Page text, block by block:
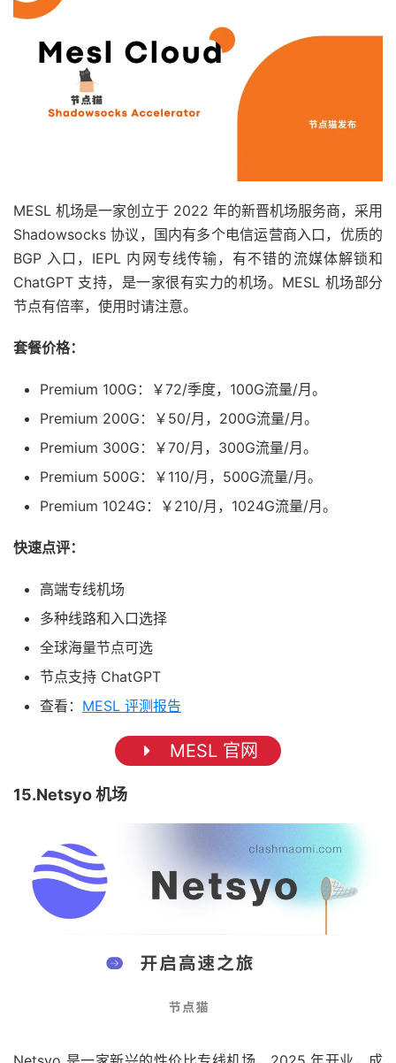
MESL 机场是一家创立于 2022 年的新晋机场服务商，采用
Shadowsocks 协议，国内有多个电信运营商入口，优质的
BGP 入口，IEPL 内网专线传输，有不错的流媒体解锁和
ChatGPT 支持，是一家很有实力的机场。MESL 机场部分
节点有倍率，使用时请注意。
套餐价格：
Premium 100G：￥72/季度，100G流量/月。
Premium 200G：￥50/月，200G流量/月。
Premium 300G：￥70/月，300G流量/月。
Premium 500G：￥110/月，500G流量/月。
Premium 1024G：￥210/月，1024G流量/月。
快速点评：
高端专线机场
多种线路和入口选择
全球海量节点可选
节点支持 ChatGPT
查看： MESL 评测报告
MESL 官网
15.Netsyo 机场